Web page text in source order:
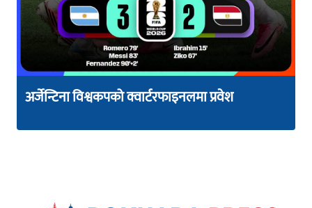
अर्जेन्टिना विश्वकपको क्वार्टरफाइनलमा प्रवेश